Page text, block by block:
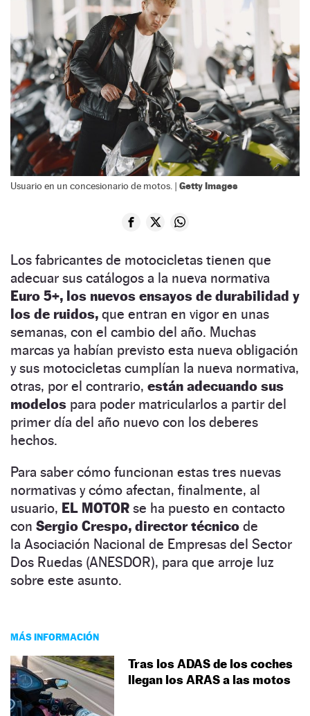
Usuario en un concesionario de motos. | Getty Images
Los fabricantes de motocicletas tienen que
adecuar sus catálogos a la nueva normativa
Euro 5+, los nuevos ensayos de durabilidad y
los de ruidos, que entran en vigor en unas
semanas, con el cambio del año. Muchas
marcas ya habían previsto esta nueva obligación
y sus motocicletas cumplían la nueva normativa,
otras, por el contrario, están adecuando sus
modelos para poder matricularlos a partir del
primer día del año nuevo con los deberes
hechos.
Para saber cómo funcionan estas tres nuevas
normativas y cómo afectan, finalmente, al
usuario, EL MOTOR se ha puesto en contacto
con Sergio Crespo, director técnico de
la Asociación Nacional de Empresas del Sector
Dos Ruedas (ANESDOR), para que arroje luz
sobre este asunto.
MÁS INFORMACIÓN
Tras los ADAS de los coches
llegan los ARAS a las motos